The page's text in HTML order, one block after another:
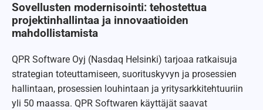
Sovellusten modernisointi: tehostettua
projektinhallintaa ja innovaatioiden
mahdollistamista
QPR Software Oyj (Nasdaq Helsinki) tarjoaa ratkaisuja
strategian toteuttamiseen, suorituskyvyn ja prosessien
hallintaan, prosessien louhintaan ja yritysarkkitehtuuriin
yli 50 maassa. QPR Softwaren käyttäjät saavat